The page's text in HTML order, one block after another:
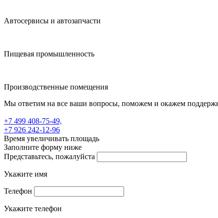
Автосервисы и автозапчасти
Пищевая промышленность
Производственные помещения
Мы ответим на все ваши вопросы, поможем и окажем
+7 499 408-75-49,
+7 926 242-12-96
Время увеличивать площадь
Заполните форму ниже
Представьтесь, пожалуйста
Укажите имя
Телефон
Укажите телефон